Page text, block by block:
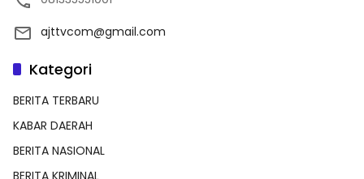
ajttvcom@gmail.com
Kategori
BERITA TERBARU
KABAR DAERAH
BERITA NASIONAL